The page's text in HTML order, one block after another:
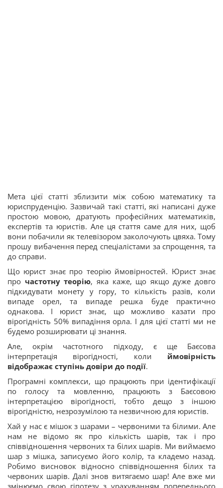
Мета цієї статті зблизити між собою математику та
юриспруденцію. Зазвичай такі статті, які написані дуже
простою мовою, дратують професійних математиків,
експертів та юристів. Але ця стаття саме для них, щоб
вони побачили як телевізором заколочують цвяха. Тому
прошу вибачення перед спеціалістами за спрощення, та
до справи.
Що юрист знає про теорію ймовірностей. Юрист знає
про частотну теорію, яка каже, що якщо дуже довго
підкидувати монету у гору, то кількість разів, коли
випаде орел, та випаде решка буде практично
однакова. І юрист знає, що можливо казати про
вірогідність 50% випадіння орла. І для цієї статті ми не
будемо розширювати ці знання.
Але, окрім частотного підходу, є ще Баєсова
інтерпретація вірогідності, коли ймовірність
відображає ступінь довіри до події.
Програмні комплекси, що працюють при ідентифікації
по голосу та мовленню, працюють з Баєсовою
інтерпретацією вірогідності, тобто дещо з іншою
вірогідністю, незрозумілою та незвичною для юристів.
Хай у нас є мішок з шарами – червоними та білими. Але
нам не відомо як про кількість шарів, так і про
співвідношення червоних та білих шарів. Ми виймаємо
шар з мішка, записуємо його колір, та кладемо назад.
Робимо висновок відносно співвідношення білих та
червоних шарів. Далі знов витягаємо шар! Але вже ми
змінюємо свою гіпотезу з урахуванням попереднього